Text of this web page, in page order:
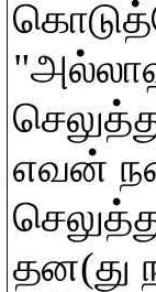
எவன்
தன(து